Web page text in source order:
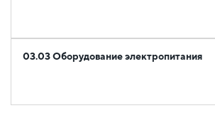
03.03 Оборудование электропитания